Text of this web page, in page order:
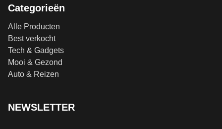
Categorieën
Alle Producten
Best verkocht
Tech & Gadgets
Mooi & Gezond
Auto & Reizen
NEWSLETTER